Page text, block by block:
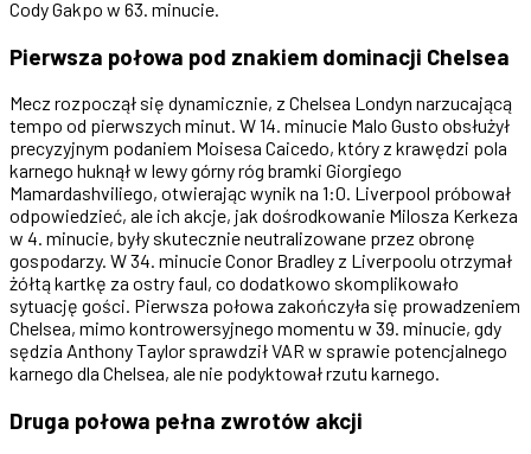
Cody Gakpo w 63. minucie.
Pierwsza połowa pod znakiem dominacji Chelsea
Mecz rozpoczął się dynamicznie, z Chelsea Londyn narzucającą
tempo od pierwszych minut. W 14. minucie Malo Gusto obsłużył
precyzyjnym podaniem Moisesa Caicedo, który z krawędzi pola
karnego huknął w lewy górny róg bramki Giorgiego
Mamardashviliego, otwierając wynik na 1:0. Liverpool próbował
odpowiedzieć, ale ich akcje, jak dośrodkowanie Milosza Kerkeza
w 4. minucie, były skutecznie neutralizowane przez obronę
gospodarzy. W 34. minucie Conor Bradley z Liverpoolu otrzymał
żółtą kartkę za ostry faul, co dodatkowo skomplikowało
sytuację gości. Pierwsza połowa zakończyła się prowadzeniem
Chelsea, mimo kontrowersyjnego momentu w 39. minucie, gdy
sędzia Anthony Taylor sprawdził VAR w sprawie potencjalnego
karnego dla Chelsea, ale nie podyktował rzutu karnego.
Druga połowa pełna zwrotów akcji